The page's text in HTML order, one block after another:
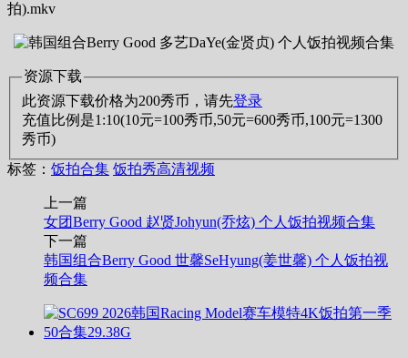
拍).mkv
资源下载
此资源下载价格为200秀币，请先登录
充值比例是1:10(10元=100秀币,50元=600秀币,100元=1300
秀币)
标签： 饭拍合集 饭拍秀高清视频
上一篇
女团Berry Good 赵贤Johyun(乔炫) 个人饭拍视频合集
下一篇
韩国组合Berry Good 世馨SeHyung(姜世馨) 个人饭拍视
频合集